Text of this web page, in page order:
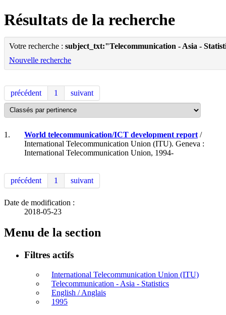
Résultats de la recherche
Votre recherche : subject_txt:"Telecommunication - Asia -
Nouvelle recherche
précédent 1 suivant
1. World telecommunication/ICT development report /
International Telecommunication Union (ITU). Geneva :
International Telecommunication Union, 1994-
précédent 1 suivant
Date de modification :
2018-05-23
Menu de la section
Filtres actifs
International Telecommunication Union (ITU)
Telecommunication - Asia - Statistics
English / Anglais
1995